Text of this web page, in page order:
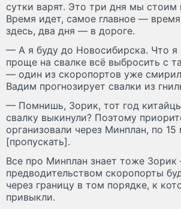
сутки варят. Это три дня мы стоим
Время идет, самое главное —
здесь, два дня — в дороге.
— А я буду до Новосибирска. Что я
проще на свалке всё выбросить с
— один из скоропортов уже
Вадим прогнозирует свалки из
— Помнишь, Зорик, тот год
свалку выкинули? Поэтому
организовали через Минплан, по
[пропускать].
Все про Минплан знает тоже
предводительством скоропорты
через границу в том порядке, к
привыкли.